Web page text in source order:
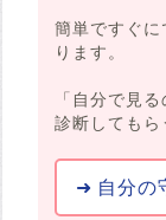
簡単ですぐ
ります。
「自分で見
診断してもら
自分の